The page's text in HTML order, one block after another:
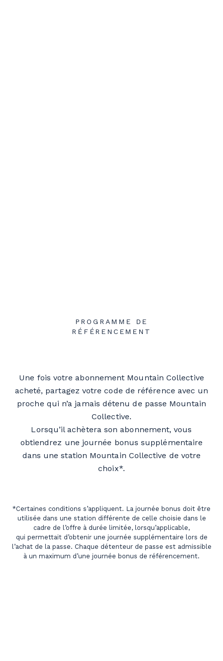
PROGRAMME DE
RÉFÉRENCEMENT
Une fois votre abonnement Mountain Collective
acheté, partagez votre code de référence avec un
proche qui n’a jamais détenu de passe Mountain
Collective.
Lorsqu’il achètera son abonnement, vous
obtiendrez une journée bonus supplémentaire
dans une station Mountain Collective de votre
choix*.
*Certaines conditions s’appliquent. La journée bonus doit être
utilisée dans une station différente de celle choisie dans le
cadre de l’offre à durée limitée, lorsqu’applicable,
qui permettait d’obtenir une journée supplémentaire lors de
l’achat de la passe. Chaque détenteur de passe est admissible
à un maximum d’une journée bonus de référencement.